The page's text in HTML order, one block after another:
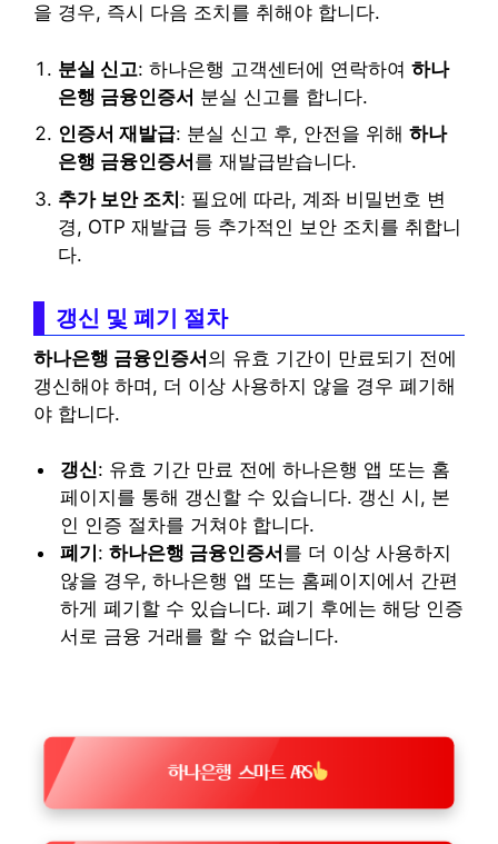
을 경우, 즉시 다음 조치를 취해야 합니다.
분실 신고: 하나은행 고객센터에 연락하여하나
은행 금융인증서 분실 신고를 합니다.
인증서 재발급: 분실 신고 후, 안전을 위해하나
은행 금융인증서 를 재발급받습니다.
추가 보안 조치: 필요에 따라, 계좌 비밀번호 변
경, OTP 재발급 등 추가적인 보안 조치를 취합니
다.
갱신 및 폐기 절차
하나은행 금융인증서의 유효 기간이 만료되기 전에
갱신해야 하며, 더 이상 사용하지 않을 경우 폐기해
야 합니다.
갱신: 유효 기간 만료 전에 하나은행 앱 또는 홈
페이지를 통해 갱신할 수 있습니다. 갱신 시, 본
인 인증 절차를 거쳐야 합니다.
폐기 : 하나은행 금융인증서 를 더 이상 사용하지
않을 경우, 하나은행 앱 또는 홈페이지에서 간편
하게 폐기할 수 있습니다. 폐기 후에는 해당 인증
서로 금융 거래를 할 수 없습니다.
하나은행 스마트 ARS